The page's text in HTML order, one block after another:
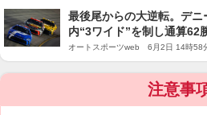
最後尾からの大逆転。デ
内“3ワイド”を制し通算62
オートスポーツweb 6月2日 14時58
注意事